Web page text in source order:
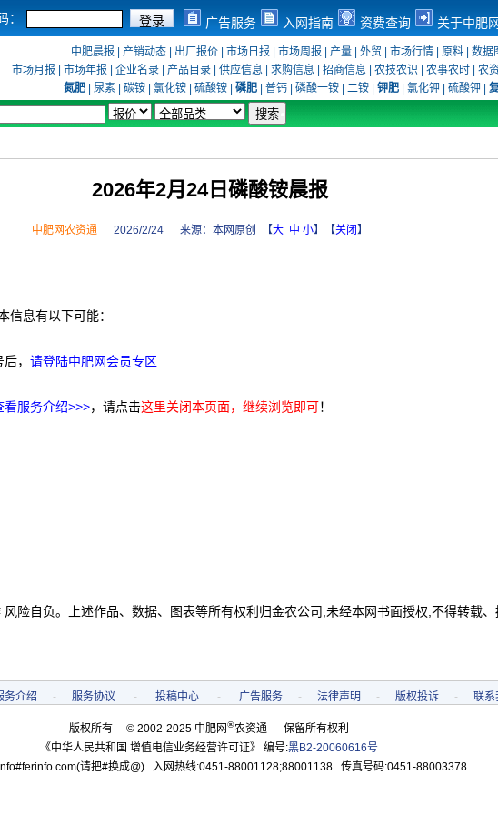
： 广告服务 入网指南 资费查询 关于中肥网
中肥晨报 产销动态| 出厂报价| 市场日报 市场周报 产量| 外贸 市场行情| 原料| 数据
市场月报
市场年报 企业名录 产品目录 供应信息 求购信息 招商信息 农技农识 农事农时 农
氮肥
尿素 碳铵 氯化铵 硫酸铵 磷肥 普钙 磷酸一铵 二铵 钾肥 氯化钾 硫酸钾
2026年2月24日磷酸铵晨报
中肥网农资通 2026/2/24 来源： 本网原创 【大 中 小】【关闭】
信息有以下可能：
， 请登陆中肥网会员专区
看服务介绍>>>，请点击这里关闭本页面，继续浏览即可！
险自负。上述作品、数据、图表等所有权利归金农公司,未经本网书面授权,不得转载
务介绍 - 服务协议 - 投稿中心 - 广告服务 - 法律声明 - 版权投诉 - 联系
版权所有 © 2002-2025 中肥网®农资通 保留所有权利
《中华人民共和国 增值电信业务经营许可证》 编号:黑B2-20060616号
请把#换成@) 入网热线:0451-88001128;88001138 传真号码:0451-88003378